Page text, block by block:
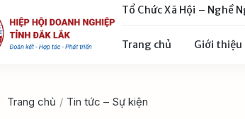
Tổ Chức Xã Hội – Nghề
Trang chủ Giới thiệu
Trang chủ / Tin tức – Sự kiện